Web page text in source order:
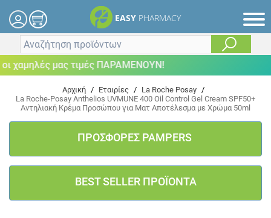
EASY PHARMACY
μας τιμές ΠΑΡΑΜΕΝΟΥΝ!
Αρχική / Εταιρίες / La Roche Posay /
La Roche-Posay Anthelios UVMUNE 400 Oil Control Gel Cream SPF50+
Αντηλιακή Κρέμα Προσώπου για Ματ Αποτέλεσμα με Χρώμα 50ml
ΠΡΟΣΦΟΡΕΣ PAMPERS
BEST SELLER ΠΡΟΪΟΝΤΑ